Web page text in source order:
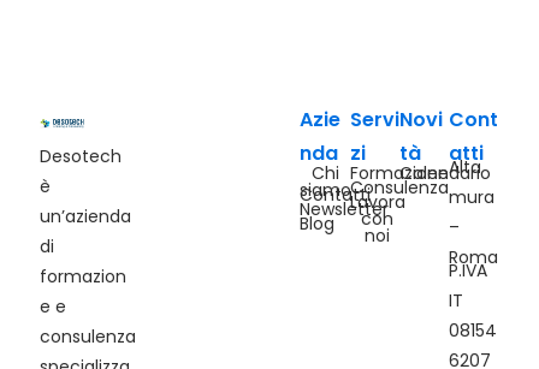
Desotech
è
un’azienda
di
formazion
e e
consulenza
Azie
nda
Chi
siamo
Contatti
Newsletter
Blog
Servi
zi
Formazione
Consulenza
Lavora
con
noi
Novi
tà
Calendario
Cont
atti
Alta
mura
–
Roma
P.IVA
IT
08154
6207